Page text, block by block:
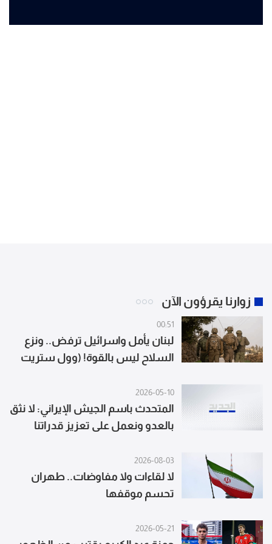
زوارنا يقرؤون الآن
00:51
لبنان يأمل واسرائيل ترفض.. ونزع
السلاح ليس بالقوة! (وول ستريت
2026-05-10
المتحدث باسم الجيش الإيراني: لا نثق
بالعدو ونعمل على تعزيز قدراتنا
2026-08-03
لا لقاءات ولا مفاوضات.. طهران
تحسم موقفها
2026-05-21